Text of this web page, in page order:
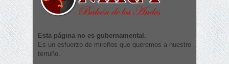
Esta página no es gubernamental.
Es un esfuerzo de mireños que queremos a nuestro
terruño.